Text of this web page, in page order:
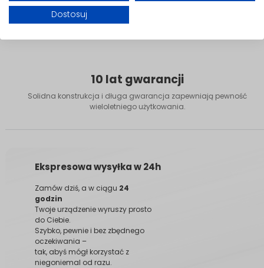
Dostosuj
10 lat gwarancji
Solidna konstrukcja i długa gwarancja zapewniają pewność
wieloletniego użytkowania.
Ekspresowa wysyłka w 24h
Zamów dziś, a w ciągu 24
godzin
Twoje urządzenie wyruszy prosto
do Ciebie.
Szybko, pewnie i bez zbędnego
oczekiwania –
tak, abyś mógł korzystać z
niegoniemal od razu.